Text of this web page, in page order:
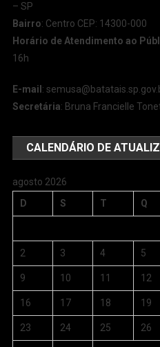
– SP
Bairro: Centro CEP: 14300-000
Horário de Atendimento ao
16h
E-mail :
Secretária: Bruna Francielle
CALENDÁRIO DE
agosto 2026
D
S T Q
2 3 4 5
9 10 11 12
16 17 18 19
23 24 25 26